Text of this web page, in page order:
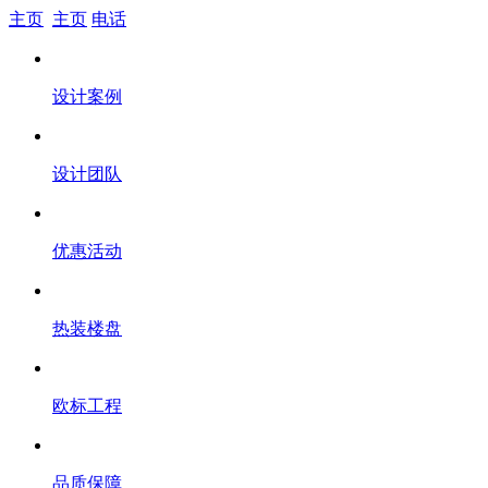
主页 主页 电话
设计案例
设计团队
优惠活动
热装楼盘
欧标工程
品质保障